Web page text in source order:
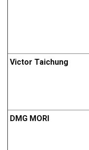
Victor Taichung
DMG MORI